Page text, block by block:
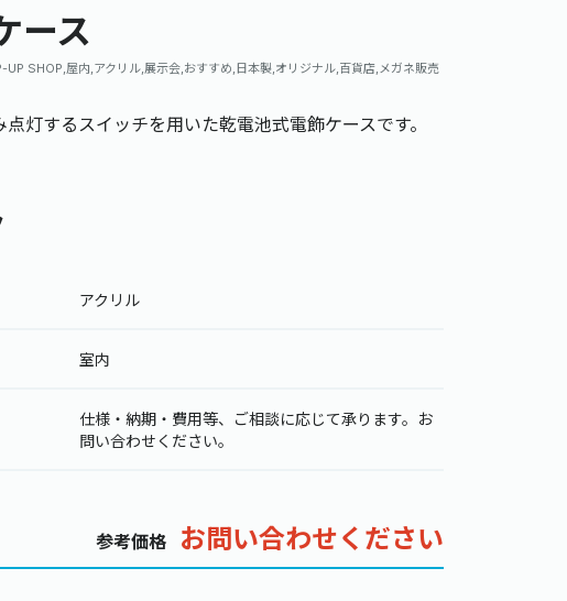
ース
UP SHOP,屋内,アクリル,展示会,おすすめ,日本製,オリジナル,百貨店,メガネ販売
灯するスイッチを用いた乾電池式電飾ケースです。
アクリル
室内
仕様・納期・費用等、ご相談に応じて承ります。お
問い合わせください。
参考価格 お問い合わせください